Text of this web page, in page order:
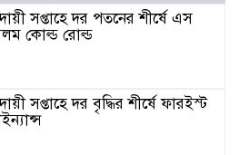
সপ্তাহে দর পতনের শীর্ষে এস
কোল্ড রোল্ড
সপ্তাহে দর বৃদ্ধির শীর্ষে ফারইস্ট